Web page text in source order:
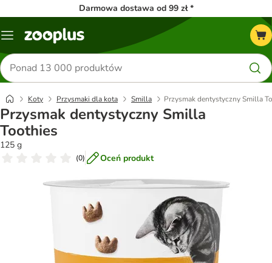
Darmowa dostawa od 99 zł *
Menu
Szukaj
produktów
Koty Przysmaki dla kota Smilla Przysmak dentystyczny Smilla
Przysmak dentystyczny Smilla
Toothies
125 g
(0) Oceń produkt